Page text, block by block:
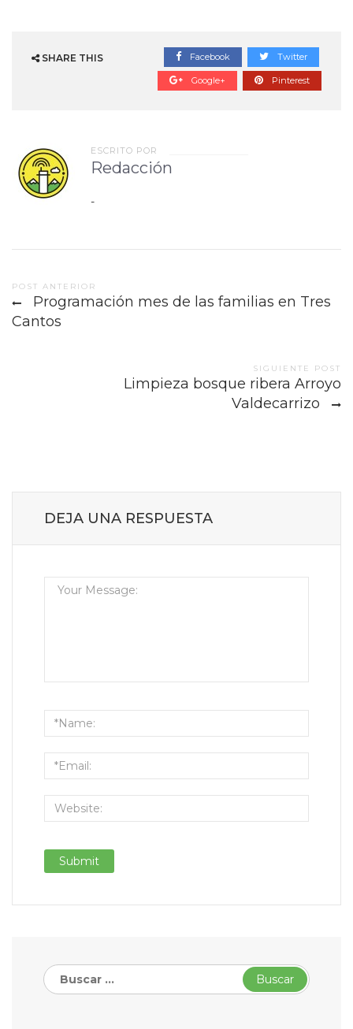
SHARE THIS Facebook Twitter
Google+ Pinterest
ESCRITO POR
Redacción
-
Post
navigation
POST ANTERIOR
Programación mes de las familias en Tres
Cantos
SIGUIENTE POST
Limpieza bosque ribera Arroyo
Valdecarrizo
DEJA UNA RESPUESTA
Buscar: